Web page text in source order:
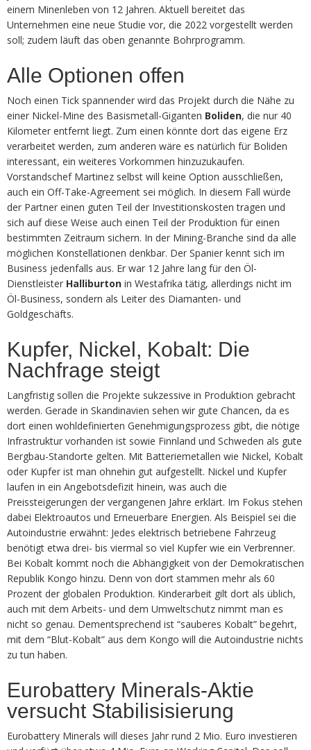
einem Minenleben von 12 Jahren. Aktuell bereitet das
Unternehmen eine neue Studie vor, die 2022 vorgestellt werden
soll; zudem läuft das oben genannte Bohrprogramm.
Alle Optionen offen
Noch einen Tick spannender wird das Projekt durch die Nähe zu
einer Nickel-Mine des Basismetall-Giganten Boliden, die nur 40
Kilometer entfernt liegt. Zum einen könnte dort das eigene Erz
verarbeitet werden, zum anderen wäre es natürlich für Boliden
interessant, ein weiteres Vorkommen hinzuzukaufen.
Vorstandschef Martinez selbst will keine Option ausschließen,
auch ein Off-Take-Agreement sei möglich. In diesem Fall würde
der Partner einen guten Teil der Investitionskosten tragen und
sich auf diese Weise auch einen Teil der Produktion für einen
bestimmten Zeitraum sichern. In der Mining-Branche sind da alle
möglichen Konstellationen denkbar. Der Spanier kennt sich im
Business jedenfalls aus. Er war 12 Jahre lang für den Öl-
Dienstleister Halliburton in Westafrika tätig, allerdings nicht im
Öl-Business, sondern als Leiter des Diamanten- und
Goldgeschäfts.
Kupfer, Nickel, Kobalt: Die
Nachfrage steigt
Langfristig sollen die Projekte sukzessive in Produktion gebracht
werden. Gerade in Skandinavien sehen wir gute Chancen, da es
dort einen wohldefinierten Genehmigungsprozess gibt, die nötige
Infrastruktur vorhanden ist sowie Finnland und Schweden als gute
Bergbau-Standorte gelten. Mit Batteriemetallen wie Nickel, Kobalt
oder Kupfer ist man ohnehin gut aufgestellt. Nickel und Kupfer
laufen in ein Angebotsdefizit hinein, was auch die
Preissteigerungen der vergangenen Jahre erklärt. Im Fokus stehen
dabei Elektroautos und Erneuerbare Energien. Als Beispiel sei die
Autoindustrie erwähnt: Jedes elektrisch betriebene Fahrzeug
benötigt etwa drei- bis viermal so viel Kupfer wie ein Verbrenner.
Bei Kobalt kommt noch die Abhängigkeit von der Demokratischen
Republik Kongo hinzu. Denn von dort stammen mehr als 60
Prozent der globalen Produktion. Kinderarbeit gilt dort als üblich,
auch mit dem Arbeits- und dem Umweltschutz nimmt man es
nicht so genau. Dementsprechend ist “sauberes Kobalt” begehrt,
mit dem “Blut-Kobalt” aus dem Kongo will die Autoindustrie nichts
zu tun haben.
Eurobattery Minerals-Aktie
versucht Stabilisisierung
Eurobattery Minerals will dieses Jahr rund 2 Mio. Euro investieren